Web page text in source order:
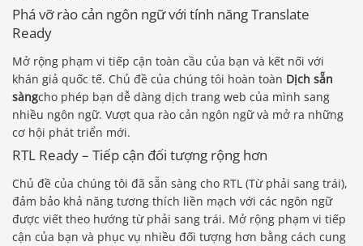
Phá vỡ rào cản ngôn ngữ với tính năng Translate
Ready
Mở rộng phạm vi tiếp cận toàn cầu của bạn và kết nối với
khán giả quốc tế. Chủ đề của chúng tôi hoàn toàn Dịch sẵn
sàngcho phép bạn dễ dàng dịch trang web của mình sang
nhiều ngôn ngữ. Vượt qua rào cản ngôn ngữ và mở ra những
cơ hội phát triển mới.
RTL Ready – Tiếp cận đối tượng rộng hơn
Chủ đề của chúng tôi đã sẵn sàng cho RTL (Từ phải sang trái),
đảm bảo khả năng tương thích liền mạch với các ngôn ngữ
được viết theo hướng từ phải sang trái. Mở rộng phạm vi tiếp
cận của bạn và phục vụ nhiều đối tượng hơn bằng cách cung